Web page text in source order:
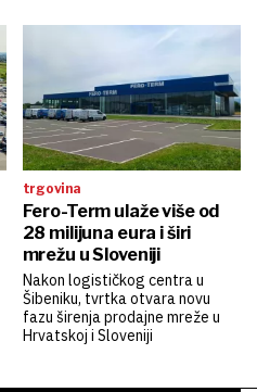
trgovina
Fero-Term ulaže više od
28 milijuna eura i širi
mrežu u Sloveniji
Nakon logističkog centra u
Šibeniku, tvrtka otvara novu
fazu širenja prodajne mreže u
Hrvatskoj i Sloveniji